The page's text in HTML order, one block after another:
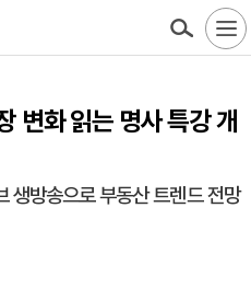
변화 읽는 명사 특강 개
생방송으로 부동산 트렌드 전망